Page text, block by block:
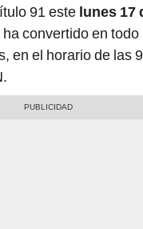
91 este lunes 17
convertido en
en el horario de las